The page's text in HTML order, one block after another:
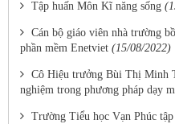
Tập huấn Môn Kĩ năng sống
Cán bộ giáo viên nhà trường
phần mềm Enetviet (15/08/2022)
Cô Hiệu trưởng Bùi Thị Minh
nghiệm trong phương pháp dạy
Trường Tiểu học Vạn Phúc